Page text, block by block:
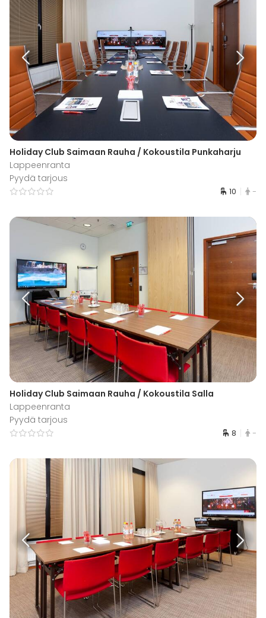
Holiday Club Saimaan Rauha / Kokoustila Punkaharju
Lappeenranta
Pyydä tarjous
10 -
Holiday Club Saimaan Rauha / Kokoustila Salla
Lappeenranta
Pyydä tarjous
8 -